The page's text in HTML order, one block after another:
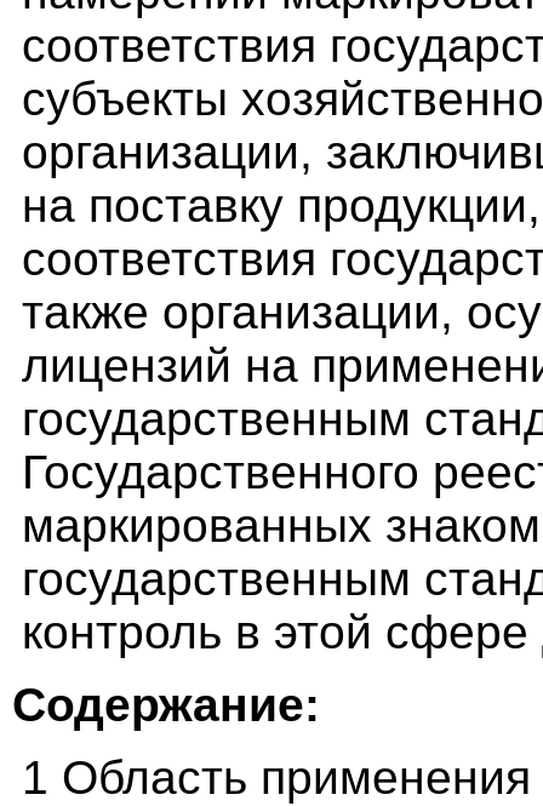
соответствия
субъекты
организации,
на поставку
соответствия
также организации,
лицензий на
государственным
Государственного
маркированных
государственным
контроль в этой
Содержание:
1 Область применения